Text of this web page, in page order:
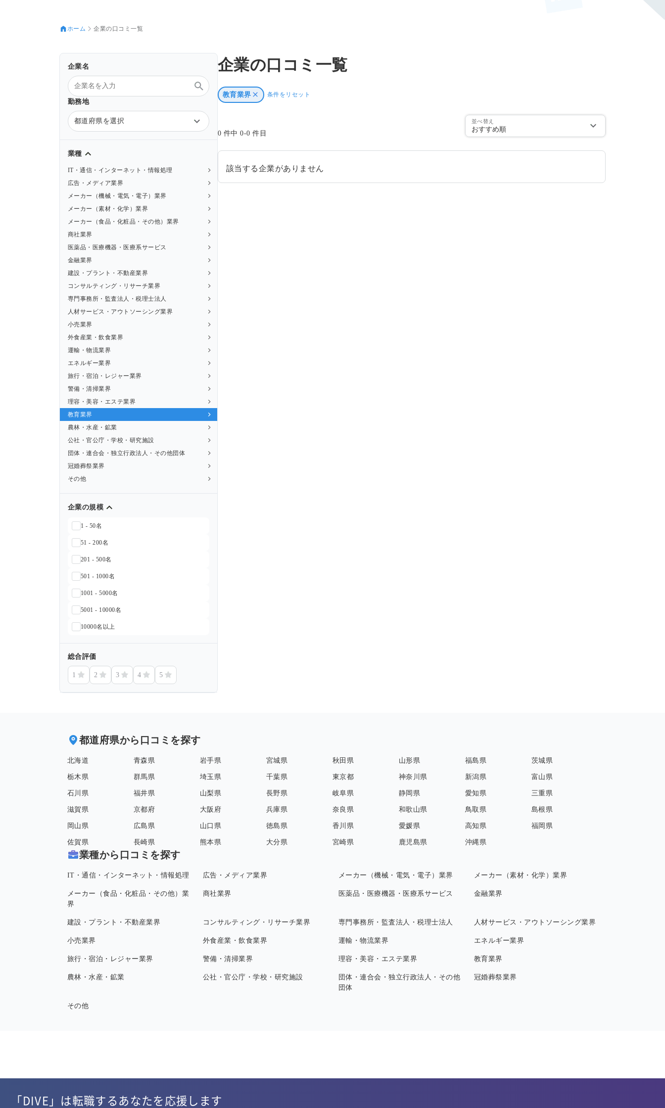
ホーム 企業の口コミ一覧
企業の口コミ一覧
教育業界 条件をリセット
0 件中 0-0 件目
並べ替え
おすすめ順
該当する企業がありません
企業名
勤務地
都道府県を選択
業種
IT・通信・インターネット・情報処理
広告・メディア業界
メーカー（機械・電気・電子）業界
メーカー（素材・化学）業界
メーカー（食品・化粧品・その他）業界
商社業界
医薬品・医療機器・医療系サービス
金融業界
建設・プラント・不動産業界
コンサルティング・リサーチ業界
専門事務所・監査法人・税理士法人
人材サービス・アウトソーシング業界
小売業界
外食産業・飲食業界
運輸・物流業界
エネルギー業界
旅行・宿泊・レジャー業界
警備・清掃業界
理容・美容・エステ業界
教育業界
農林・水産・鉱業
公社・官公庁・学校・研究施設
団体・連合会・独立行政法人・その他団体
冠婚葬祭業界
その他
企業の規模
1 - 50名
51 - 200名
201 - 500名
501 - 1000名
1001 - 5000名
5001 - 10000名
10000名以上
総合評価
1 2 3 4 5
都道府県から口コミを探す
北海道 青森県 岩手県 宮城県 秋田県 山形県 福島県 茨城県
栃木県 群馬県 埼玉県 千葉県 東京都 神奈川県 新潟県 富山県
石川県 福井県 山梨県 長野県 岐阜県 静岡県 愛知県 三重県
滋賀県 京都府 大阪府 兵庫県 奈良県 和歌山県 鳥取県 島根県
岡山県 広島県 山口県 徳島県 香川県 愛媛県 高知県 福岡県
佐賀県 長崎県 熊本県 大分県 宮崎県 鹿児島県 沖縄県
業種から口コミを探す
IT・通信・インターネット・情報処理 広告・メディア業界 メーカー（機械・電気・電子）業界 メーカー（素材・化学）業界
メーカー（食品・化粧品・その他）業
界
商社業界 医薬品・医療機器・医療系サービス 金融業界
建設・プラント・不動産業界 コンサルティング・リサーチ業界 専門事務所・監査法人・税理士法人 人材サービス・アウトソーシング業界
小売業界 外食産業・飲食業界 運輸・物流業界 エネルギー業界
旅行・宿泊・レジャー業界 警備・清掃業界 理容・美容・エステ業界 教育業界
農林・水産・鉱業 公社・官公庁・学校・研究施設
団体・連合会・独立行政法人・その他
団体
冠婚葬祭業界
その他
「DIVE」は転職するあなたを応援します